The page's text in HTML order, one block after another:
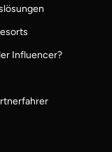
Influencer?